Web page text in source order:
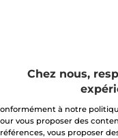
Chez nous,
à notre
vous proposer des
vous proposer